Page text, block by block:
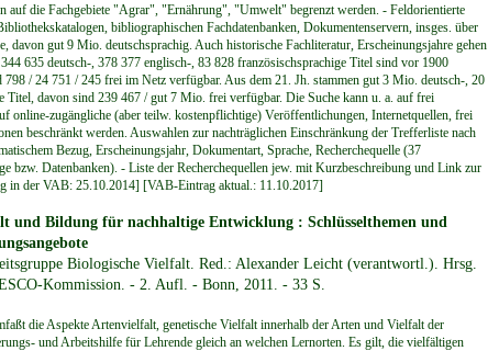
auf die Fachgebiete "Agrar", "Ernährung", "Umwelt" begrenzt werden. - Feldorientierte
bibliographischen Fachdatenbanken, Dokumentenservern, insges. über
davon gut 9 Mio. deutschsprachig. Auch historische Fachliteratur, Erscheinungsjahre gehen
635 deutsch-, 378 377 englisch-, 83 828 französischsprachige Titel sind vor 1900
798 / 24 751 / 245 frei im Netz verfügbar. Aus dem 21. Jh. stammen gut 3 Mio. deutsch-, 20
Titel, davon sind 239 467 / gut 7 Mio. frei verfügbar. Die Suche kann u. a. auf frei
online-zugängliche (aber teilw. kostenpflichtige) Veröffentlichungen, Internetquellen, frei
beschränkt werden. Auswahlen zur nachträglichen Einschränkung der Trefferliste nach
Bezug, Erscheinungsjahr, Dokumentart, Sprache, Recherchequelle (37
bzw. Datenbanken). - Liste der Recherchequellen jew. mit Kurzbeschreibung und Link zur
in der VAB: 25.10.2014] [VAB-Eintrag aktual.: 11.10.2017]
und Bildung für nachhaltige Entwicklung : Schlüsselthemen und
Biologische Vielfalt. Red.: Alexander Leicht (verantwortl.). Hrsg.
Kommission. - 2. Aufl. - Bonn, 2011. - 33 S.
die Aspekte Artenvielfalt, genetische Vielfalt innerhalb der Arten und Vielfalt der
und Arbeitshilfe für Lehrende gleich an welchen Lernorten. Es gilt, die vielfältigen